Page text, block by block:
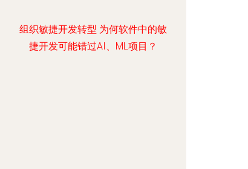
组织敏捷开发转型 为何软件中的敏
捷开发可能错过AI、ML项目？